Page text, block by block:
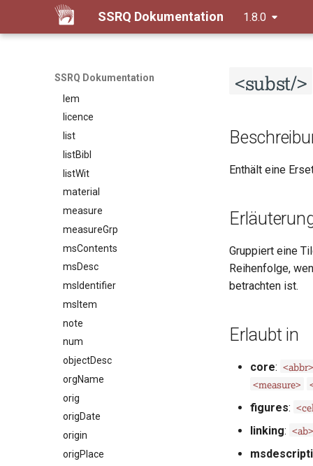
SSRQ Dokumentation 1.8.0
SSRQ Dokumentation
idno
item
lb
lem
licence
list
listBibl
listWit
material
measure
measureGrp
msContents
msDesc
msIdentifier
msItem
note
num
objectDesc
orgName
orig
origDate
origin
origPlace
<subst/>
Enthält eine
Gruppiert eine
Reihenfolge,
betrachten ist.
Erlaubt in
core: <abbr>
<measure>
figures:
linking: <ab>